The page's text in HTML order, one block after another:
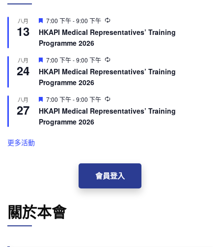
八月
13
Featured
7:00 下午-9:00 下午
HKAPI Medical Representatives’ Training
Programme 2026
八月
24
Featured
7:00 下午-9:00 下午
HKAPI Medical Representatives’ Training
Programme 2026
八月
27
Featured
7:00 下午-9:00 下午
HKAPI Medical Representatives’ Training
Programme 2026
更多活動
會員登入
關於本會